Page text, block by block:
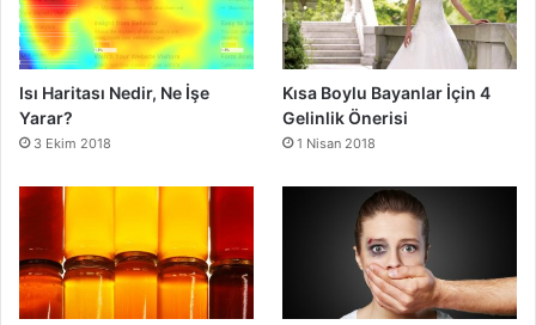
Isı Haritası Nedir, Ne İşe
Yarar?
3 Ekim 2018
Kısa Boylu Bayanlar İçin 4
Gelinlik Önerisi
1 Nisan 2018